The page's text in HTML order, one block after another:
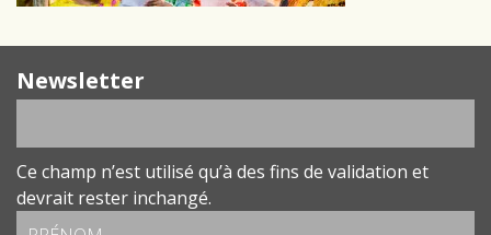
Newsletter
Ce champ n’est utilisé qu’à des fins de validation et
devrait rester inchangé.